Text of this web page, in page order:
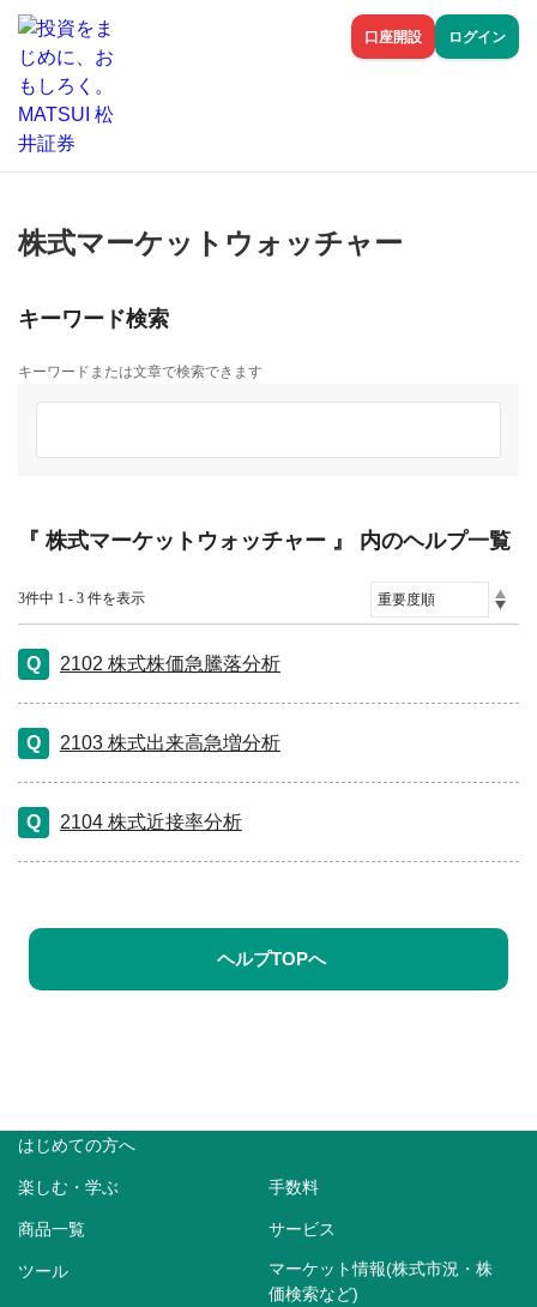
口座開設 ログイン
株式マーケットウォッチャー
キーワード検索
キーワードまたは文章で検索できます
『 株式マーケットウォッチャー 』 内のヘルプ一覧
3件中 1 - 3 件を表示
2102 株式株価急騰落分析
2103 株式出来高急増分析
2104 株式近接率分析
ヘルプTOPへ
はじめての方へ
楽しむ・学ぶ 手数料
商品一覧 サービス
ツール
マーケット情報(株式市況・株
価検索など)